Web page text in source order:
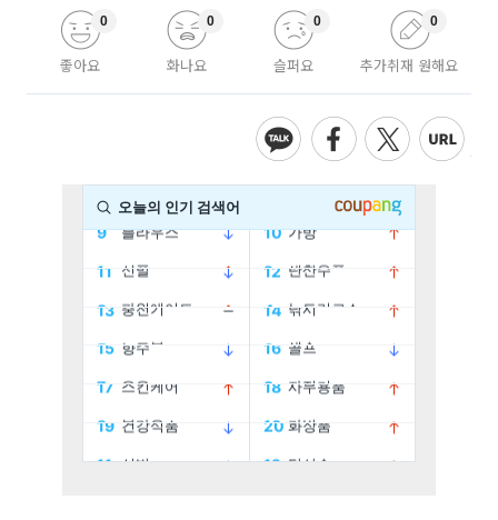
좋아요
0
화나요
0
슬퍼요
0
추가취재 원해요
0